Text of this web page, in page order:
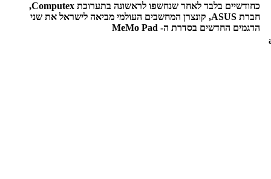
כחודשיים בלבד לאחר שנחשפו לראשונה בתערוכת Computex,
חברת ASUS, קונצרן המחשבים העולמי מביאה לישראל את שני
הדגמים החדשים בסדרת ה- MeMo Pad